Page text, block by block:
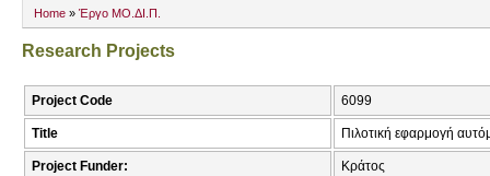
Home » Έργο ΜΟ.ΔΙ.Π.
Research Projects
Project Code 6099
Title Πιλοτική εφαρμογή
Project Funder: Κράτος